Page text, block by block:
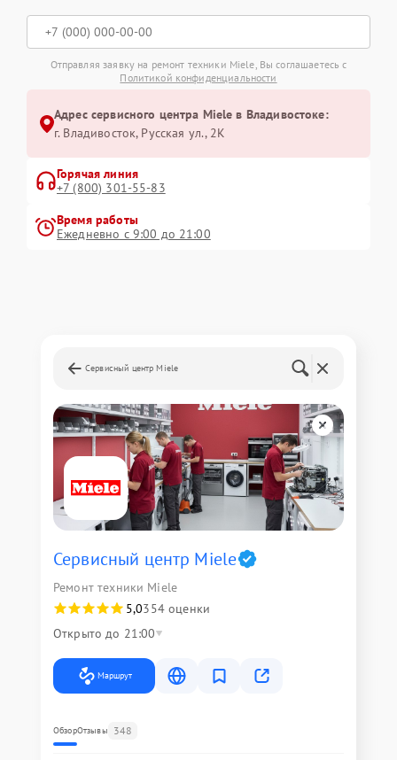
Отправляя заявку на ремонт техники Miele, Вы соглашаетесь с
Политикой конфиденциальности
Адрес сервисного центра Miele в Владивостоке:
г. Владивосток, Русская ул., 2К
Горячая линия
+7 (800) 301-55-83
Время работы
Ежедневно с 9:00 до 21:00
Сервисный центр Miele
Сервисный центр Miele
Ремонт техники Miele
5,0354 оценки
Открыто до 21:00
Маршрут
ОбзорОтзывы 348